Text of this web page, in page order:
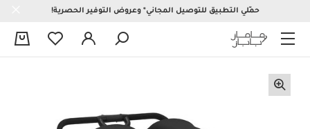
حمّلي التطبيق للتوصيل المجاني* وعروض التوفير الحصرية!